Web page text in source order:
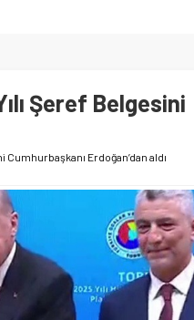
Şeref Belgesini
Cumhurbaşkanı Erdoğan’dan aldı